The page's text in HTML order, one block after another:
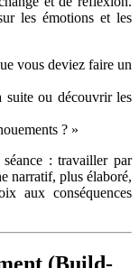
les émotions et les
vous deviez faire un
suite ou découvrir les
? »
: travailler par
narratif, plus élaboré,
aux conséquences